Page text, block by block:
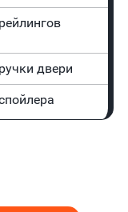
двери